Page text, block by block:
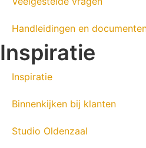
Handleidingen en
Inspiratie
Inspiratie
Binnenkijken bij klanten
Studio Oldenzaal